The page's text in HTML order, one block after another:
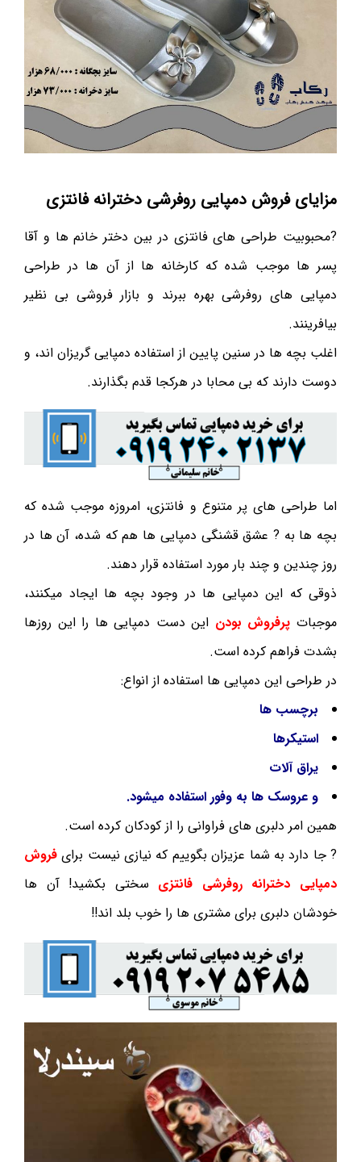
مزایای فروش دمپایی روفرشی دخترانه فانتزی
?محبوبیت طراحی های فانتزی در بین دختر خانم ها و آقا
پسر ها موجب شده که کارخانه ها از آن ها در طراحی
دمپایی های روفرشی بهره ببرند و بازار فروشی بی نظیر
بیافرینند.
اغلب بچه ها در سنین پایین از استفاده دمپایی گریزان اند، و
دوست دارند که بی محابا در هرکجا قدم بگذارند.
اما طراحی های پر متنوع و فانتزی، امروزه موجب شده که
بچه ها به ? عشق قشنگی دمپایی ها هم که شده، آن ها در
روز چندین و چند بار مورد استفاده قرار دهند.
ذوقی که این دمپایی ها در وجود بچه ها ایجاد میکنند،
موجبات پرفروش بودن این دست دمپایی ها را این روزها
بشدت فراهم کرده است.
در طراحی این دمپایی ها استفاده از انواع:
برچسب ها
استیکرها
یراق آلات
و عروسک ها به وفور استفاده میشود.
همین امر دلبری های فراوانی را از کودکان کرده است.
? جا دارد به شما عزیزان بگوییم که نیازی نیست برای فروش
دمپایی دخترانه روفرشی فانتزی سختی بکشید! آن ها
خودشان دلبری برای مشتری ها را خوب بلد اند!!